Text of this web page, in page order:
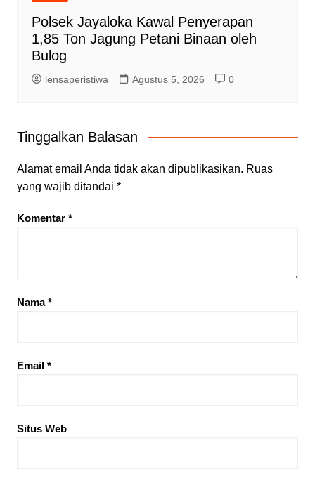
Polsek Jayaloka Kawal Penyerapan
1,85 Ton Jagung Petani Binaan oleh
Bulog
lensaperistiwa Agustus 5, 2026 0
Tinggalkan Balasan
Alamat email Anda tidak akan dipublikasikan. Ruas
yang wajib ditandai *
Komentar *
Nama*
Email *
Situs Web